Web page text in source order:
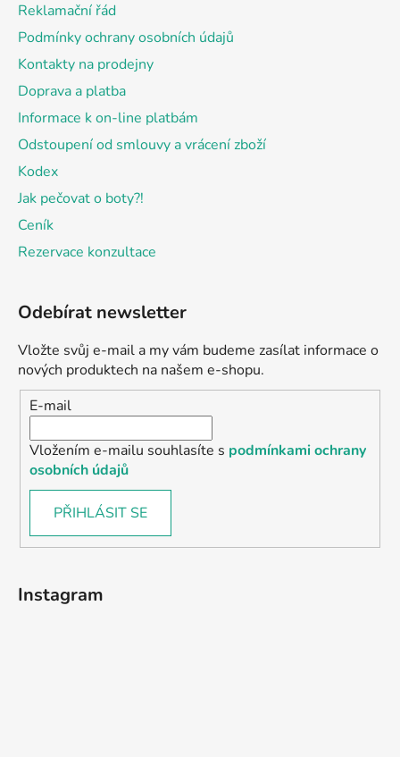
Reklamační řád
Podmínky ochrany osobních údajů
Kontakty na prodejny
Doprava a platba
Informace k on-line platbám
Odstoupení od smlouvy a vrácení zboží
Kodex
Jak pečovat o boty?!
Ceník
Rezervace konzultace
Odebírat newsletter
Vložte svůj e-mail a my vám budeme zasílat informace o
nových produktech na našem e-shopu.
E-mail
Vložením e-mailu souhlasíte s podmínkami ochrany
osobních údajů
PŘIHLÁSIT SE
Instagram